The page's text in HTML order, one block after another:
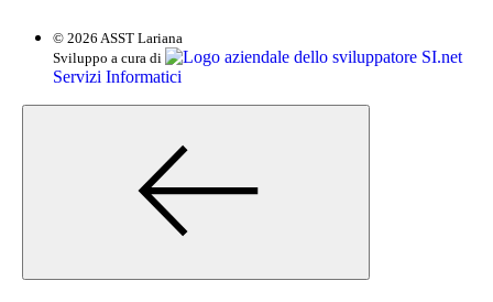
© 2026 ASST Lariana
Sviluppo a cura di
SI.net
Servizi Informatici